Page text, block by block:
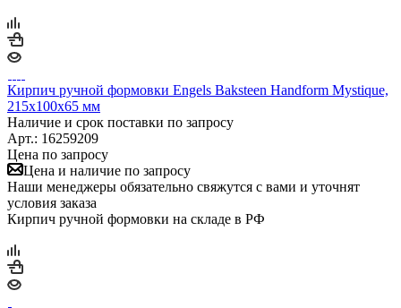
Кирпич ручной формовки Engels Baksteen Handform Mystique,
215х100х65 мм
Наличие и срок поставки по запросу
Арт.: 16259209
Цена по запросу
Цена и наличие по запросу
Наши менеджеры обязательно свяжутся с вами и уточнят
условия заказа
Кирпич ручной формовки на складе в РФ